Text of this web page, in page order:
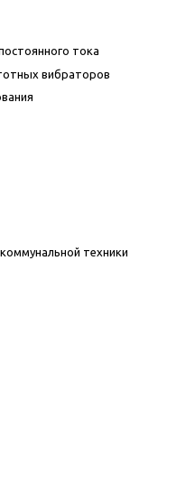
тока
вибраторов
техники